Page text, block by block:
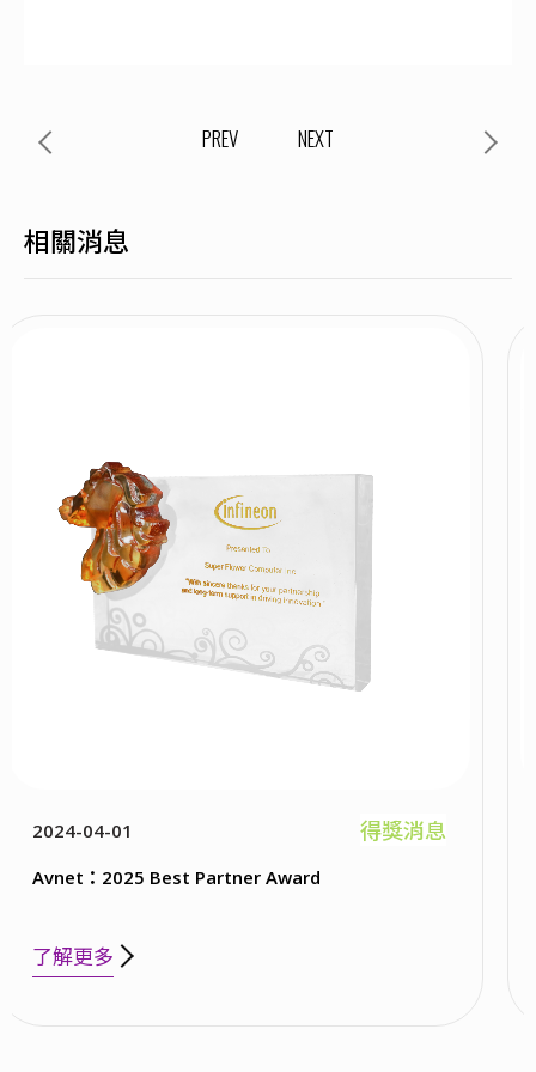
PREV NEXT
相關消息
得獎消息
Award
2023-04-01
Newegg：2023 Best B2B